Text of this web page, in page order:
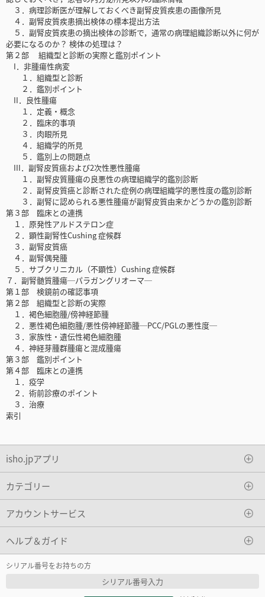
３．病理診断医が理解しておくべき副腎皮質疾患の画像所見
４．副腎皮質疾患摘出検体の標本提出方法
５．副腎皮質疾患の摘出検体の診断で，通常の病理組織診断以外に何が
必要になるのか？ 検体の処理は？
第２部 組織型と診断の実際と鑑別ポイント
I．非腫瘍性病変
１．組織型と診断
２．鑑別ポイント
II．良性腫瘍
１．定義・概念
２．臨床的事項
３．肉眼所見
４．組織学的所見
５．鑑別上の問題点
III．副腎皮質癌および2次性悪性腫瘍
１．副腎皮質腫瘍の良悪性の病理組織学的鑑別診断
２．副腎皮質癌と診断された症例の病理組織学的悪性度の鑑別診断
３．副腎に認められる悪性腫瘍が副腎皮質由来かどうかの鑑別診断
第３部 臨床との連携
１．原発性アルドステロン症
２．顕性副腎性Cushing 症候群
３．副腎皮質癌
４．副腎偶発腫
５．サブクリニカル（不顕性）Cushing 症候群
７．副腎髄質腫瘍─パラガングリオーマ─
第１部 検鏡前の確認事項
第２部 組織型と診断の実際
１．褐色細胞腫/傍神経節腫
２．悪性褐色細胞腫/悪性傍神経節腫─PCC/PGLの悪性度─
３．家族性・遺伝性褐色細胞腫
４．神経芽腫群腫瘍と混成腫瘍
第３部 鑑別ポイント
第４部 臨床との連携
１．疫学
２．術前診療のポイント
３．治療
索引
isho.jpアプリ
カテゴリー
アカウントサービス
ヘルプ＆ガイド
シリアル番号をお持ちの方
シリアル番号入力